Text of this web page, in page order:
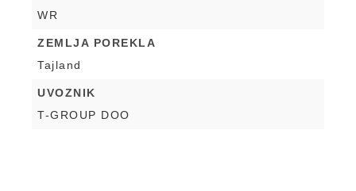
WR
ZEMLJA POREKLA
Tajland
UVOZNIK
T-GROUP DOO